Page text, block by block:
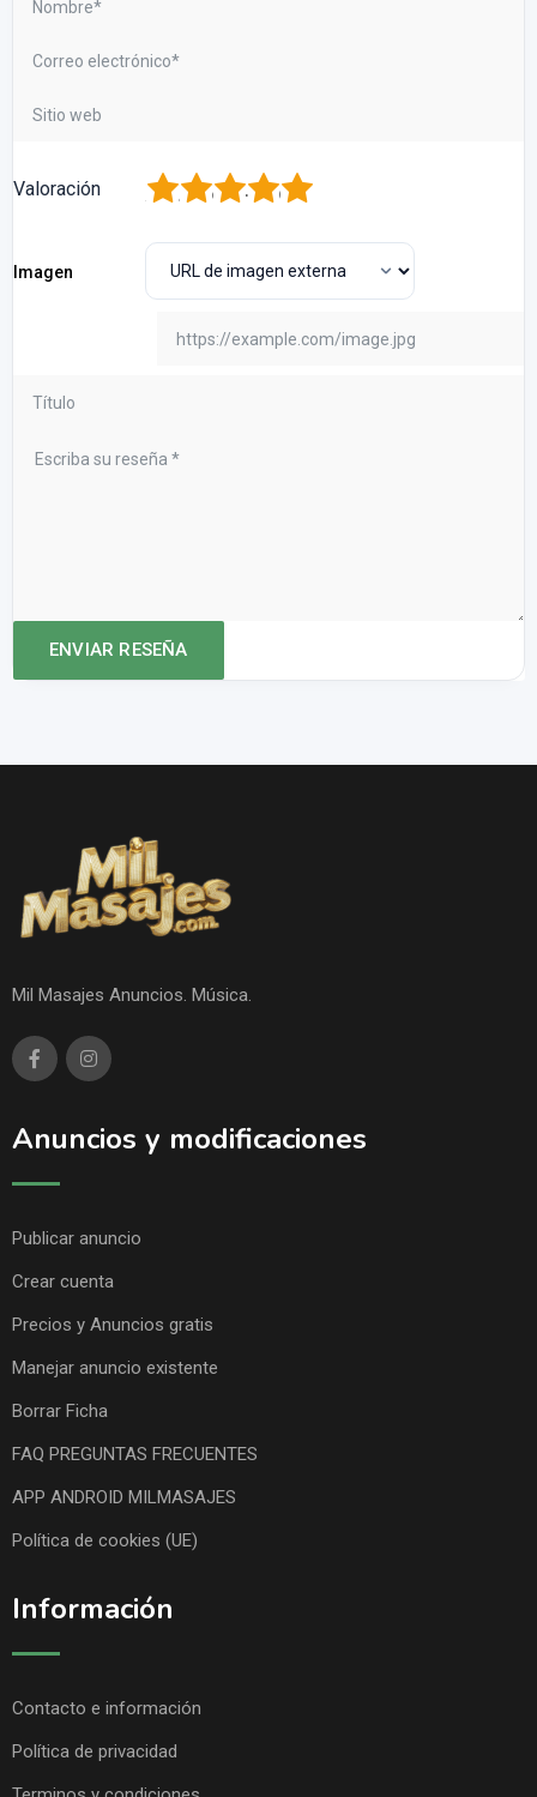
Valoración 5
4
3
2
Imagen
Mil Masajes Anuncios. Música.
Anuncios y modificaciones
Publicar anuncio
Crear cuenta
Precios y Anuncios gratis
Manejar anuncio existente
Borrar Ficha
FAQ PREGUNTAS FRECUENTES
APP ANDROID MILMASAJES
Política de cookies (UE)
Información
Contacto e información
Política de privacidad